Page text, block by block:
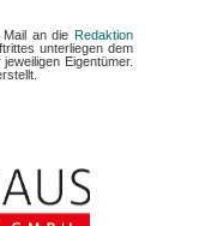
Mail an die Redaktion
unterliegen dem
Eigentümer.